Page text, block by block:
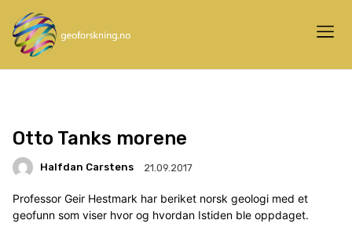
Otto Tanks morene
Halfdan Carstens 21.09.2017
Professor Geir Hestmark har beriket norsk geologi med et
geofunn som viser hvor og hvordan Istiden ble oppdaget.